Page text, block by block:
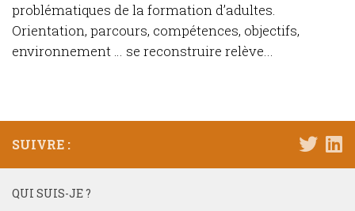
problématiques de la formation d’adultes.
Orientation, parcours, compétences, objectifs,
environnement … se reconstruire relève...
SUIVRE :
QUI SUIS-JE ?